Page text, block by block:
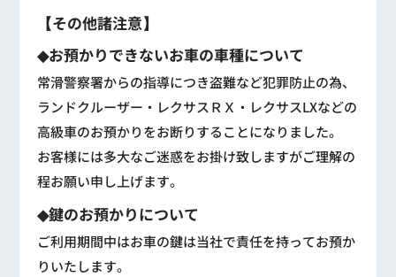
【その他諸注意】
◆お預かりできないお車の車種について
常滑警察署からの指導につき盗難など犯罪防止の為、
ランドクルーザー・レクサスＲＸ・レクサスLXなどの
高級車のお預かりをお断りすることになりました。
お客様には多大なご迷惑をお掛け致しますがご理解の
程お願い申し上げます。
◆鍵のお預かりについて
ご利用期間中はお車の鍵は当社で責任を持ってお預か
りいたします。